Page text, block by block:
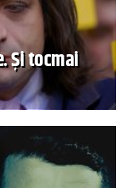
Și tocmai